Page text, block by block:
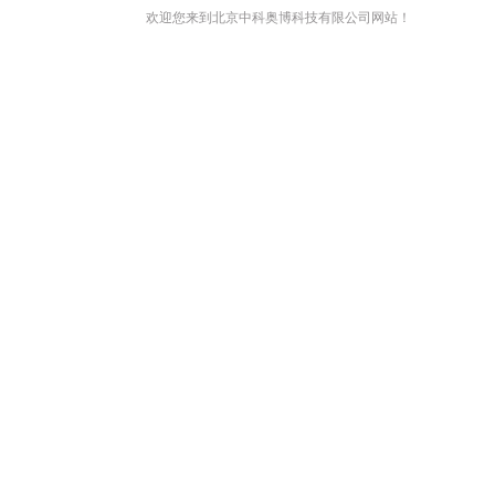
欢迎您来到北京中科奥博科技有限公司网站！